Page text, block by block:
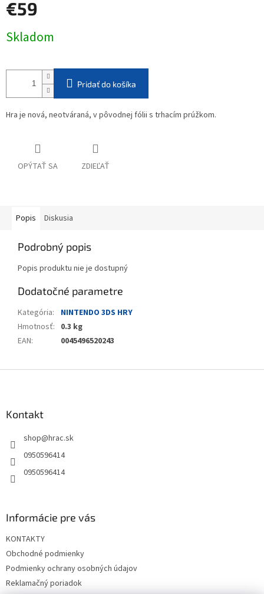
€59
cena:
Skladom
Pridať do košíka
Hra je nová, neotváraná, v pôvodnej fólii s trhacím prúžkom.
OPÝTAŤ SA ZDIEĽAŤ
Popis Diskusia
Podrobný popis
Popis produktu nie je dostupný
Dodatočné parametre
Kategória:
NINTENDO 3DS HRY
Hmotnosť: 0.3 kg
EAN: 0045496520243
Kontakt
shop@hrac.sk
0950596414
0950596414
Informácie pre vás
KONTAKTY
Obchodné podmienky
Podmienky ochrany osobných údajov
Reklamačný poriadok